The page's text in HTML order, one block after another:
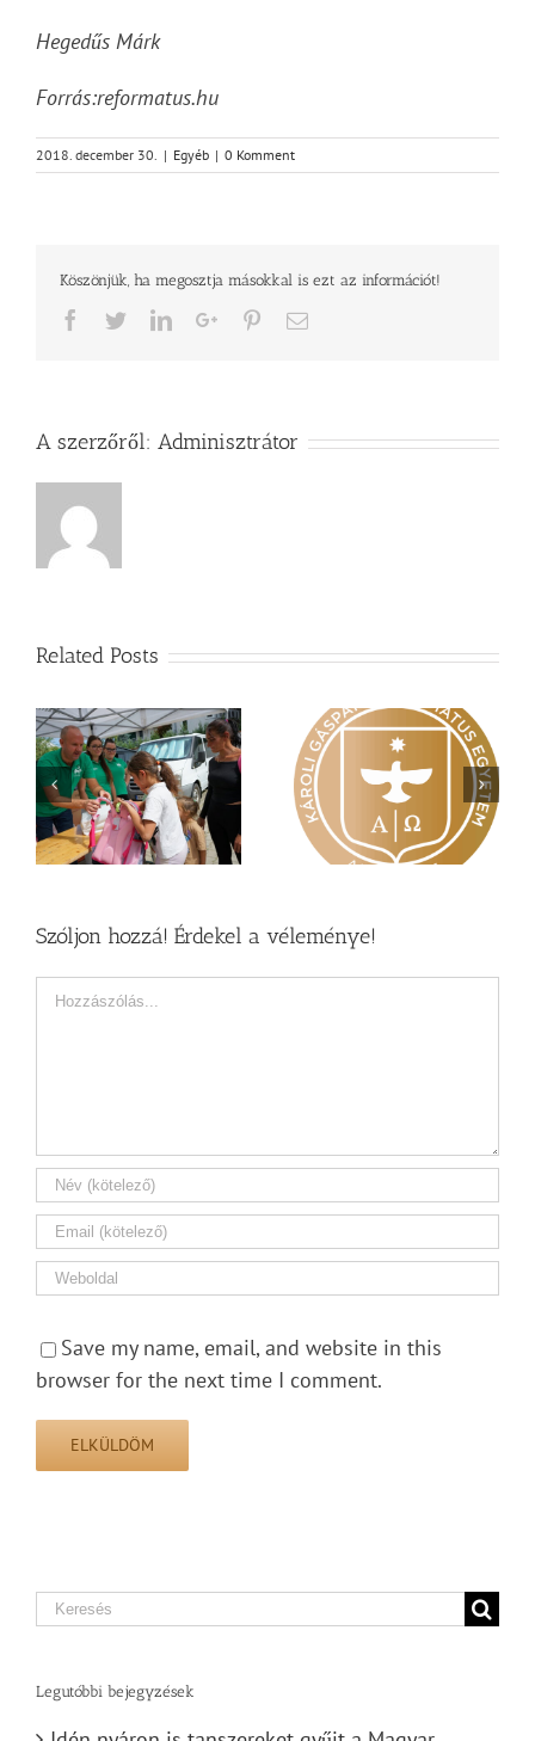
Hegedűs Márk
Forrás:reformatus.hu
2018. december 30. | Egyéb | 0 Komment
Köszönjük, ha megosztja másokkal is ezt az információt!
Facebook
TwitterLinkedInGoogle+PinterestEmail
A szerzőről: Adminisztrátor
Related Posts
Nagy érdeklődés övezi
a Károli képzéseit
Vasárnapi üzenet –
Zsoltárok 149
Szóljon hozzá! Érdekel a véleménye!
Hozzászólás
Save my name, email, and website in this
browser for the next time I comment.
Search
Legutóbbi bejegyzések